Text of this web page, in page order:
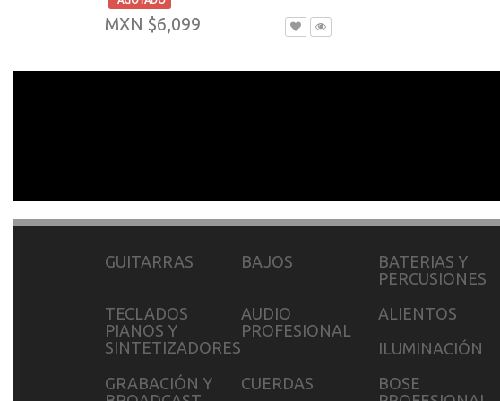
MXN $6,099
GUITARRAS BAJOS
BATERIAS Y
PERCUSIONES
TECLADOS
PIANOS Y
SINTETIZADORES
AUDIO
PROFESIONAL
ALIENTOS
ILUMINACIÓN
GRABACIÓN Y
CUERDAS
BOSE